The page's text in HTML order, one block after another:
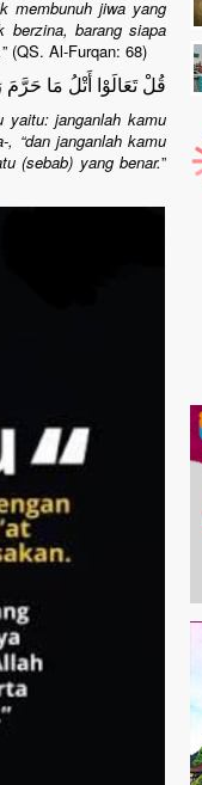
membunuh jiwa yang
berzina, barang siapa
” (QS. Al-Furqan: 68)
قُلْ تَعَالَوْا أَتْلُ مَا حَرَّمَ
yaitu: janganlah kamu
“dan janganlah kamu
(sebab) yang benar.”